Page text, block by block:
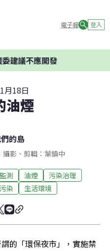
電子報 登入
不應開發
月18日
油煙
的島
影、剪輯：葉鎮中
測 油煙
污染治理
染 生活環境
的「環保夜市」，實施禁